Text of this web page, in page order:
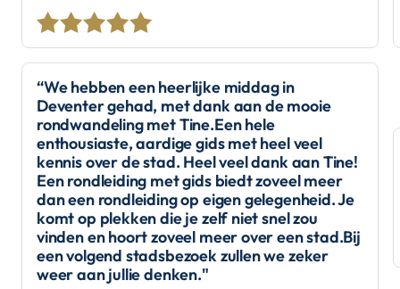
“We hebben een heerlijke middag in
Deventer gehad, met dank aan de mooie
rondwandeling met Tine.Een hele
enthousiaste, aardige gids met heel veel
kennis over de stad. Heel veel dank aan Tine!
Een rondleiding met gids biedt zoveel meer
dan een rondleiding op eigen gelegenheid. Je
komt op plekken die je zelf niet snel zou
vinden en hoort zoveel meer over een stad.Bij
een volgend stadsbezoek zullen we zeker
weer aan jullie denken."